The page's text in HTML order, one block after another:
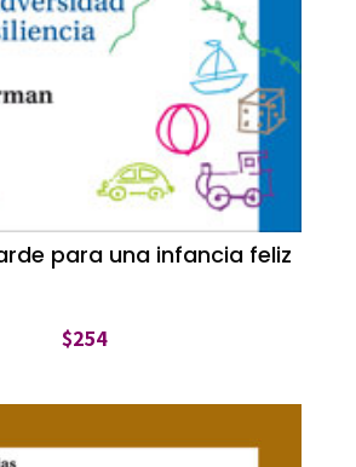
para una infancia feliz
$254